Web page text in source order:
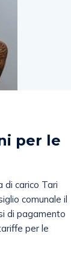
per le
di carico Tari
comunale il
di pagamento
per le